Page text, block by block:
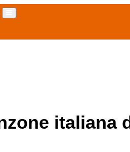
italiana